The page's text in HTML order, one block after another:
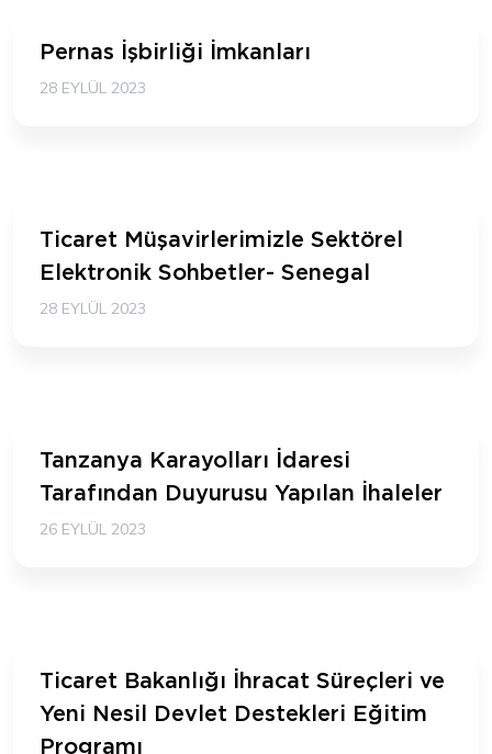
Pernas İşbirliği İmkanları
28 EYLÜL 2023
Ticaret Müşavirlerimizle Sektörel
Elektronik Sohbetler- Senegal
28 EYLÜL 2023
Tanzanya Karayolları İdaresi
Tarafından Duyurusu Yapılan İhaleler
26 EYLÜL 2023
Ticaret Bakanlığı İhracat Süreçleri ve
Yeni Nesil Devlet Destekleri Eğitim
Programı